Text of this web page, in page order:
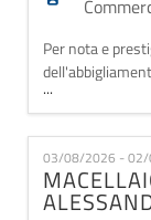
Per nota e
SALES
SPEZIA). La
consulenza al
spazi espositivi
carico/scarico
...
03/08/2026 -